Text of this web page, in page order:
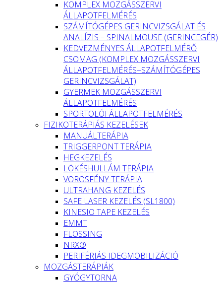
KOMPLEX MOZGÁSSZERVI
ÁLLAPOTFELMÉRÉS
SZÁMÍTÓGÉPES GERINCVIZSGÁLAT ÉS
ANALÍZIS – SPINALMOUSE (GERINCEGÉR)
KEDVEZMÉNYES ÁLLAPOTFELMÉRŐ
CSOMAG (KOMPLEX MOZGÁSSZERVI
ÁLLAPOTFELMÉRÉS+SZÁMÍTÓGÉPES
GERINCVIZSGÁLAT)
GYERMEK MOZGÁSSZERVI
ÁLLAPOTFELMÉRÉS
SPORTOLÓI ÁLLAPOTFELMÉRÉS
FIZIKOTERÁPIÁS KEZELÉSEK
MANUÁLTERÁPIA
TRIGGERPONT TERÁPIA
HEGKEZELÉS
LÖKÉSHULLÁM TERÁPIA
VÖRÖSFÉNY TERÁPIA
ULTRAHANG KEZELÉS
SAFE LASER KEZELÉS (SL1800)
KINESIO TAPE KEZELÉS
EMMT
FLOSSING
NRX®
PERIFÉRIÁS IDEGMOBILIZÁCIÓ
MOZGÁSTERÁPIÁK
GYÓGYTORNA